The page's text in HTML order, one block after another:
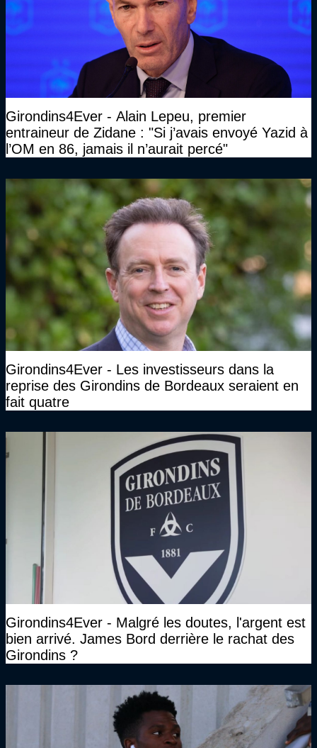
Girondins4Ever - Alain Lepeu, premier
entraineur de Zidane : "Si j’avais envoyé Yazid à
l’OM en 86, jamais il n’aurait percé"
Girondins4Ever - Les investisseurs dans la
reprise des Girondins de Bordeaux seraient en
fait quatre
Girondins4Ever - Malgré les doutes, l'argent est
bien arrivé. James Bord derrière le rachat des
Girondins ?